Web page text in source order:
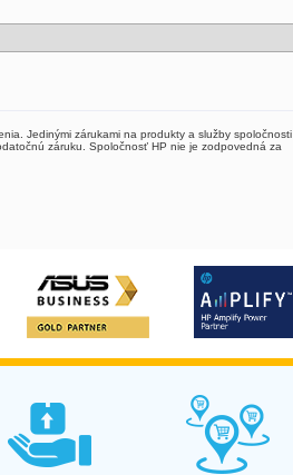
Jedinými zárukami na produkty a služby spoločnosti
záruku. Spoločnosť HP nie je zodpovedná za